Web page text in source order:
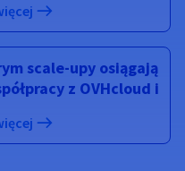
scale-upy osiągają
z OVHcloud i